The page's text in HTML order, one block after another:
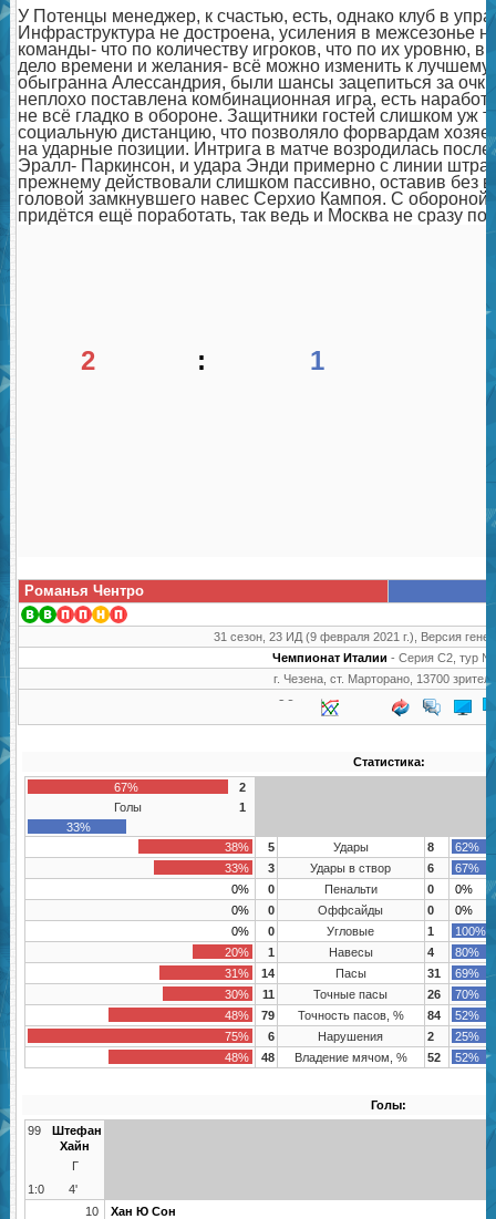
У Потенцы менеджер, к счастью, есть, однако клуб в
Инфраструктура не достроена, усиления в межсезонье
команды- что по количеству игроков, что по их уровню,
дело времени и желания- всё можно изменить к
обыгранна Алессандрия, были шансы зацепиться за
неплохо поставлена комбинационная игра, есть
не всё гладко в обороне. Защитники гостей слишком уж
социальную дистанцию, что позволяло форвардам
на ударные позиции. Интрига в матче возродилась
Эралл- Паркинсон, и удара Энди примерно с линии
прежнему действовали слишком пассивно, оставив без
головой замкнувшего навес Серхио Кампоя. С
придётся ещё поработать, так ведь и Москва не сразу
2 : 1
Романья Чентро
31 сезон, 23 ИД (9 февраля 2021 г.), Версия
Чемпионат Италии - Серия C2, тур
г. Чезена, ст. Марторано, 13700
Статистика:
67%
2
Голы
1
33%
38%
5 Удары 8
62%
33%
3 Удары в створ 6
67%
0%
0 Пенальти 0
0%
0%
0 Оффсайды 0
0%
0%
0 Угловые 1
100%
20%
1 Навесы 4
80%
31%
14 Пасы 31
69%
30%
11 Точные пасы 26
70%
48%
79 Точность пасов, % 84
52%
75%
6 Нарушения 2
25%
48%
48 Владение мячом, % 52 52%
Голы:
99
Штефан
Хайн
Г
1:0
4'
10
Хан Ю Сон